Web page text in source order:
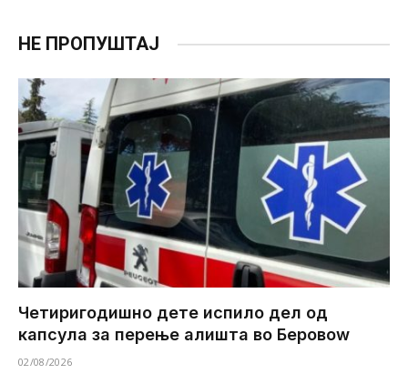
НЕ ПРОПУШТАЈ
Четиригодишно дете испило дел од
капсула за перење алишта во Беровоw
02/08/2026